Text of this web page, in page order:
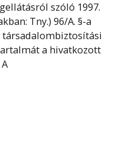
szóló 1997.
Tny.) 96/A. §-a
társadalombiztosítási
a hivatkozott